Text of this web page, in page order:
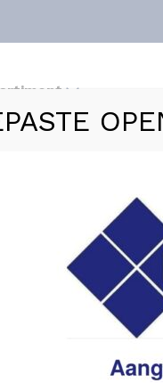
Rose glans – 7.5×40